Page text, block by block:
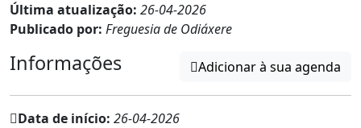
Última atualização: 26-04-2026
Publicado por: Freguesia de Odiáxere
Informações Adicionar à sua agenda
Data de início: 26-04-2026